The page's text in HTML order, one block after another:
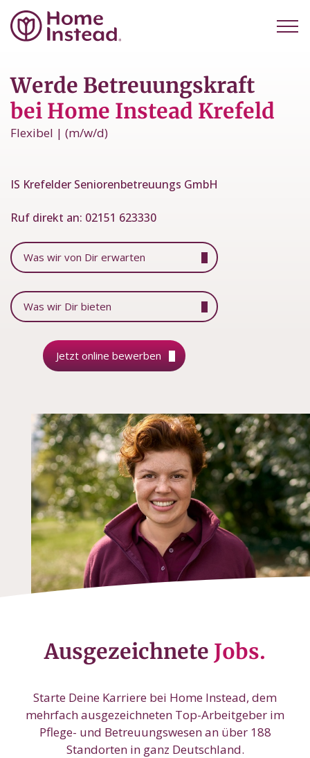
Werde Betreuungskraft
bei Home Instead Krefeld
Flexibel | (m/w/d)
IS Krefelder Seniorenbetreuungs GmbH
Ruf direkt an: 02151 623330
Was wir von Dir erwarten
Was wir Dir bieten
Jetzt online bewerben
Ausgezeichnete Jobs.
Starte Deine Karriere bei Home Instead, dem
mehrfach ausgezeichneten Top-Arbeitgeber im
Pflege- und Betreuungswesen an über 188
Standorten in ganz Deutschland.